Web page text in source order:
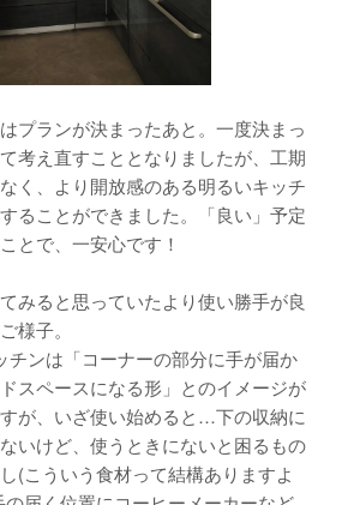
プランが決まったあと。一度決まっ
考え直すこととなりましたが、工期
く、より開放感のある明るいキッチ
ることができました。「良い」予定
とで、一安心です！
みると思っていたより使い勝手が良
様子。
チンは「コーナーの部分に手が届か
スペースになる形」とのイメージが
が、いざ使い始めると…下の収納に
いけど、使うときにないと困るもの
(こういう食材って結構ありますよ